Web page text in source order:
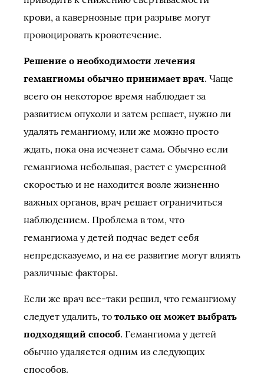
крови, а кавернозные при разрыве могут
провоцировать кровотечение.
Решение о необходимости лечения
гемангиомы обычно принимает врач. Чаще
всего он некоторое время наблюдает за
развитием опухоли и затем решает, нужно ли
удалять гемангиому, или же можно просто
ждать, пока она исчезнет сама. Обычно если
гемангиома небольшая, растет с умеренной
скоростью и не находится возле жизненно
важных органов, врач решает ограничиться
наблюдением. Проблема в том, что
гемангиома у детей подчас ведет себя
непредсказуемо, и на ее развитие могут влиять
различные факторы.
Если же врач все-таки решил, что гемангиому
следует удалить, то только он может выбрать
подходящий способ. Гемангиома у детей
обычно удаляется одним из следующих
способов.